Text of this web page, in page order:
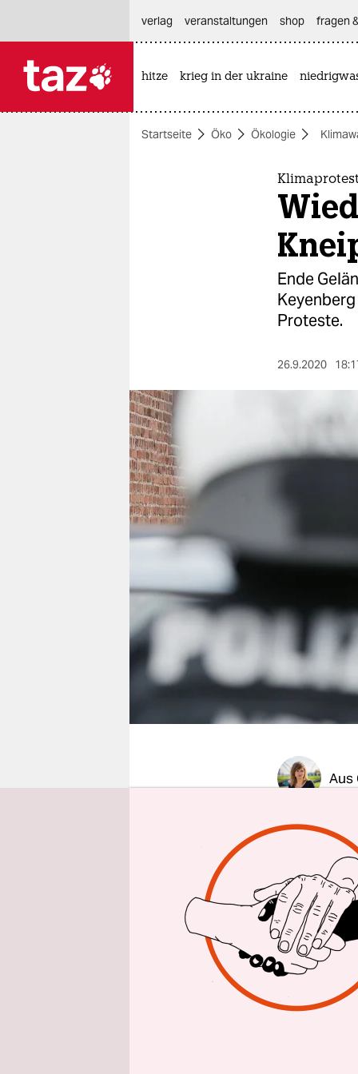
themen
nord
wahrheit
verlag
verlag
veranstaltungen
fragen & hilfe
unterstützen
abo
genossenschaft
epaper login
verlag
veranstaltungen shop fragen
hitze krieg in der ukraine
Startseite Öko Ökologie
Ende
Proteste.
26.9.2020
Aus
genau
Außerdem
Schicksal
Vom
um RWE
niemand.
und
größte